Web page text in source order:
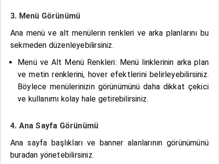
3. Menü Görünümü
Ana menü ve alt menülerin renkleri ve arka planlarını bu
sekmeden düzenleyebilirsiniz.
Menü ve Alt Menü Renkleri: Menü linklerinin arka plan
ve metin renklerini, hover efektlerini belirleyebilirsiniz.
Böylece menülerinizin görünümünü daha dikkat çekici
ve kullanımı kolay hale getirebilirsiniz.
4. Ana Sayfa Görünümü
Ana sayfa başlıkları ve banner alanlarının görünümünü
buradan yönetebilirsiniz.